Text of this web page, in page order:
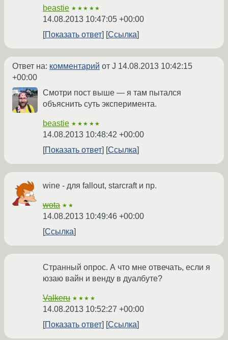
beastie ★★★★★
14.08.2013 10:47:05 +00:00
Показать ответ
Ссылка
Ответ на: комментарий от J 14.08.2013 10:42:15
+00:00
Смотри пост выше — я там пытался
объяснить суть эксперимента.
beastie ★★★★★
14.08.2013 10:48:42 +00:00
Показать ответ
Ссылка
wine - для fallout, starcraft и пр.
wota ★★
14.08.2013 10:49:46 +00:00
Ссылка
Странный опрос. А что мне отвечать, если я
юзаю вайн и венду в дуалбуте?
Valkeru ★★★★
14.08.2013 10:52:27 +00:00
Показать ответ
Ссылка